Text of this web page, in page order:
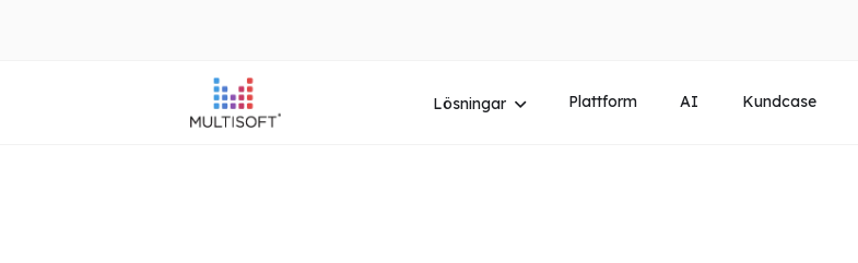
Lösningar Plattform AI Kundcase